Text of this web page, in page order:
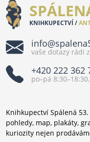
KNIHKUPECTVÍ /
vaše dotazy rádi
+420 222 362
po–pá
Knihkupectví Spálená 53.
pohledy, map, plakáty,
kuriozity nejen